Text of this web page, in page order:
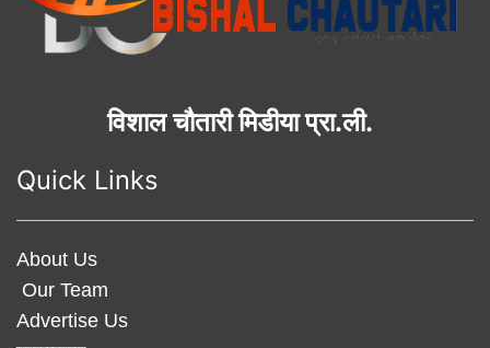
विशाल चौतारी मिडीया प्रा.ली.
Quick Links
About Us
Our Team
Advertise Us